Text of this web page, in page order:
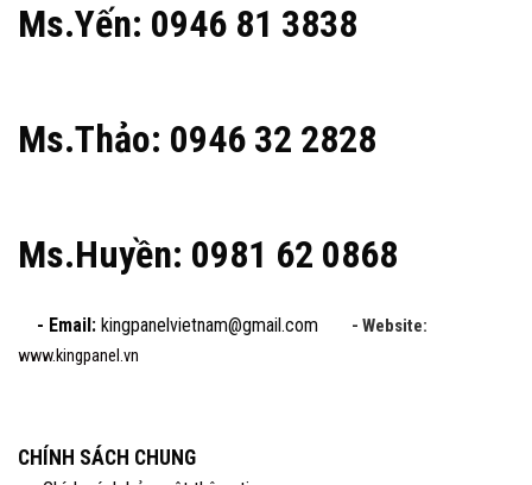
Ms.Yến: 0946 81 3838
Ms.Thảo: 0946 32 2828
Ms.Huyền: 0981 62 0868
- Email: kingpanelvietnam@gmail.com - Website:
www.kingpanel.vn
CHÍNH SÁCH CHUNG